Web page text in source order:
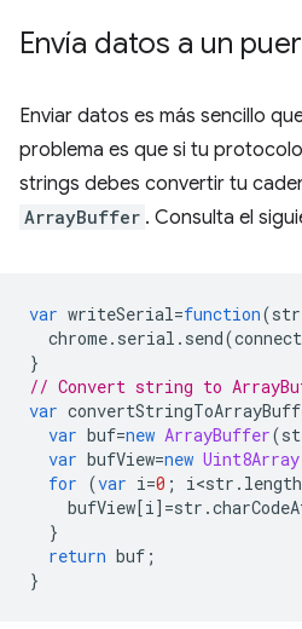
Envía datos a un
Enviar datos es más sencillo
problema es que si tu
strings debes convertir tu
ArrayBuffer . Consulta el
var writeSerial=function(str
chrome. serial . send(
}
// Convert string to
var
var buf=new ArrayBuffer(
var bufView=new Uint8Array
for (var i=0 ; i<str . length
bufView[i] =str .
}
return buf ;
}